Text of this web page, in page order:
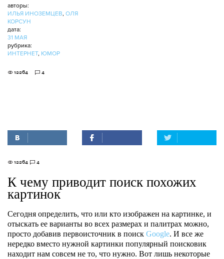
авторы:
ИЛЬЯ ИНОЗЕМЦЕВ, ОЛЯ
КОРСУН
дата:
31 МАЯ
рубрика:
ИНТЕРНЕТ, ЮМОР
12264 4
12264 4
К чему приводит поиск похожих
картинок
Сегодня определить, что или кто изображен на картинке, и
отыскать ее варианты во всех размерах и палитрах можно,
просто добавив первоисточник в поиск Google. И все же
нередко вместо нужной картинки популярный поисковик
находит нам совсем не то, что нужно. Вот лишь некоторые